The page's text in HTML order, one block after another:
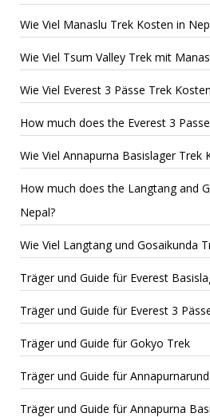
Wie Viel Manaslu Trek Kosten in
Wie Viel Tsum Valley Trek mit
Wie Viel Everest 3 Pässe Trek
How much does the Everest 3
Wie Viel Annapurna Basislager Trek
How much does the Langtang and
Nepal?
Wie Viel Langtang und Gosaikunda
Träger und Guide für Everest
Träger und Guide für Everest 3
Träger und Guide für Gokyo Trek
Träger und Guide für
Träger und Guide für Annapurna